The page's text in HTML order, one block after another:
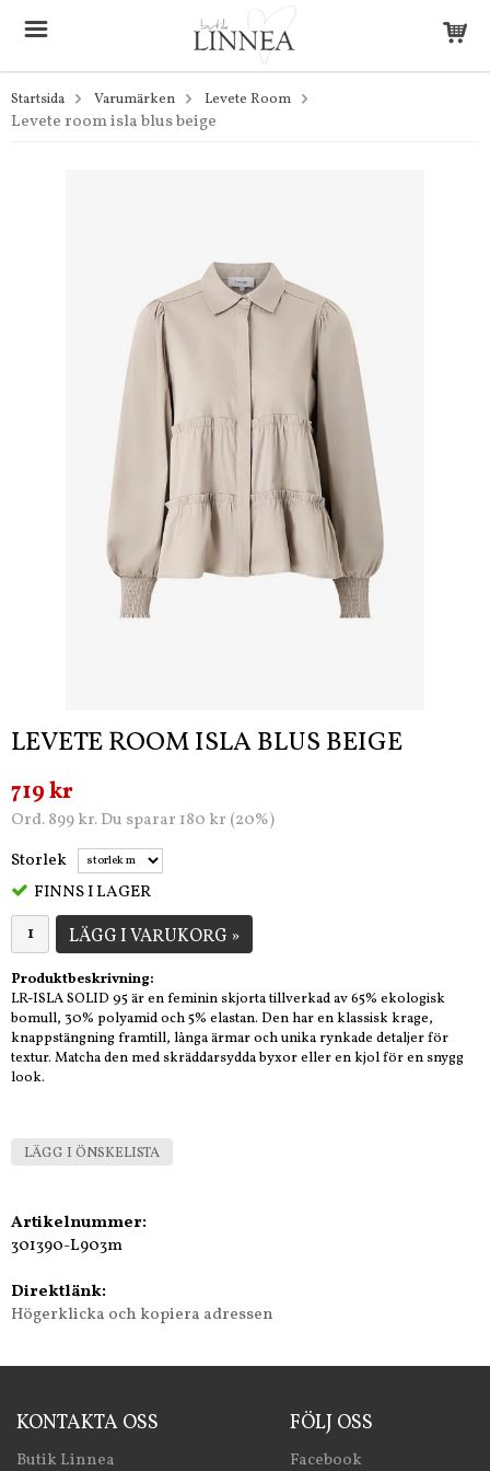
Startsida Varumärken Levete Room
Levete room isla blus beige
LEVETE ROOM ISLA BLUS BEIGE
719 kr
Ord. 899 kr. Du sparar 180 kr (20%)
Storlek
FINNS I LAGER
LÄGG I VARUKORG »
Produktbeskrivning:
LR-ISLA SOLID 95 är en feminin skjorta tillverkad av 65% ekologisk
bomull, 30% polyamid och 5% elastan. Den har en klassisk krage,
knappstängning framtill, långa ärmar och unika rynkade detaljer för
textur. Matcha den med skräddarsydda byxor eller en kjol för en snygg
look.
LÄGG I ÖNSKELISTA
Artikelnummer:
301390-L903m
Direktlänk:
Högerklicka och kopiera adressen
KONTAKTA OSS
Butik Linnea
FÖLJ OSS
Facebook